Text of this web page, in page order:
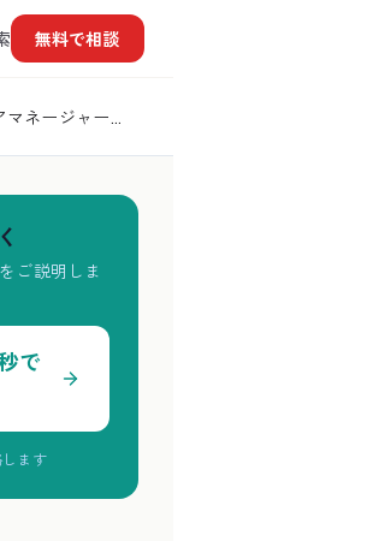
無料で相談
ネージャー募
ご説明しま
で
ます